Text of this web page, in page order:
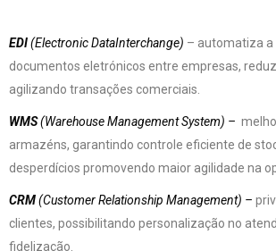
EDI(Electronic DataInterchange) – automatiza a
documentos eletrónicos entre empresas,
agilizando transações comerciais.
WMS(Warehouse Management System) –
armazéns, garantindo controle eficiente de
desperdícios promovendo maior agilidade na
CRM(Customer Relationship Management) –
clientes, possibilitando personalização no
fidelização.